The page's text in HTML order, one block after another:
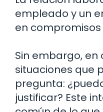
empleado y un
en
Sin embargo, en
situaciones que
pregunta:
justificar? Este